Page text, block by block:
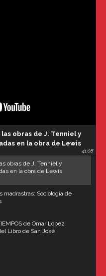
obras de J. Tenniel y
en la obra de Lewis
41:08
obras de J. Tenniel y
en la obra de Lewis
madrastras: Sociología de
de Omar López
Libro de San José